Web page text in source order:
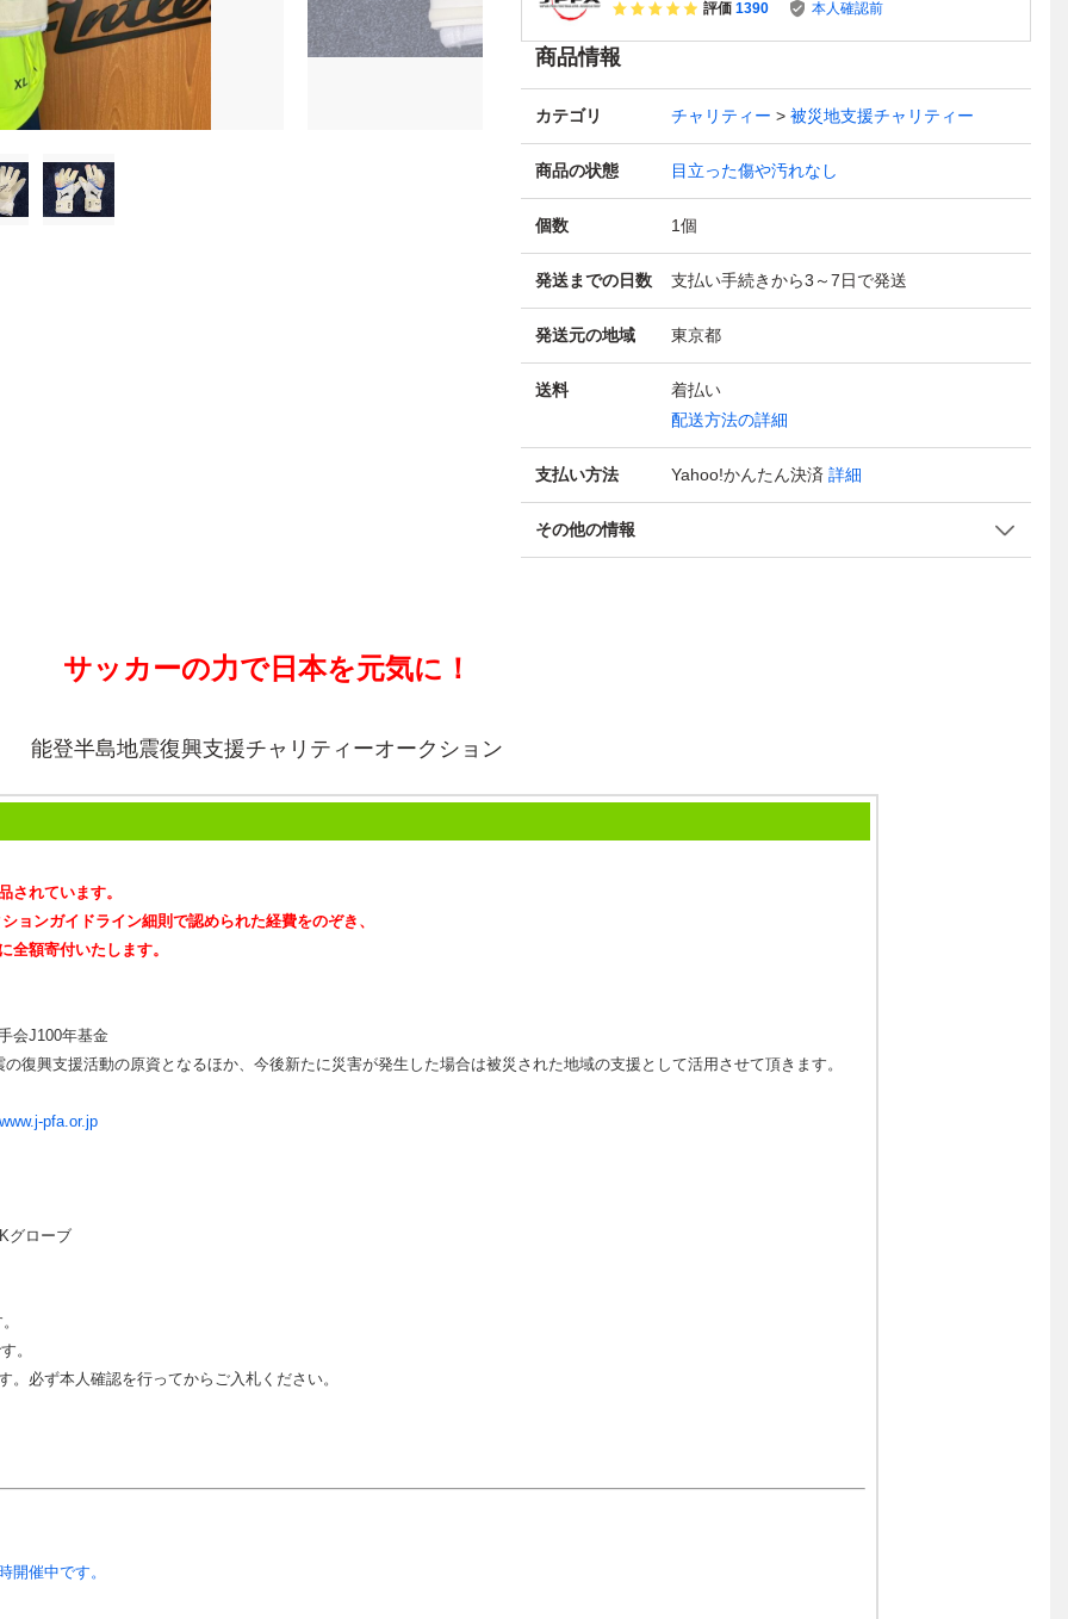
評価 1390 本人確認前
商品情報
カテゴリ チャリティー 被災地支援チャリティー
商品の状態 目立った傷や汚れなし
個数 1個
発送までの日数 支払い手続きから3～7日で発送
発送元の地域 東京都
送料
着払い
配送方法の詳細
支払い方法 Yahoo!かんたん決済 詳細
その他の情報